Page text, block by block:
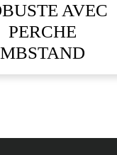
AVEC
PERCHE
MBSTAND